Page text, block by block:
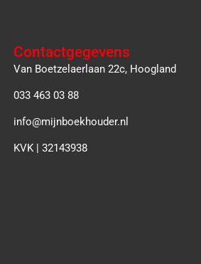
Contactgegevens
Van Boetzelaerlaan 22c, Hoogland
033 463 03 88
info@mijnboekhouder.nl
KVK | 32143938